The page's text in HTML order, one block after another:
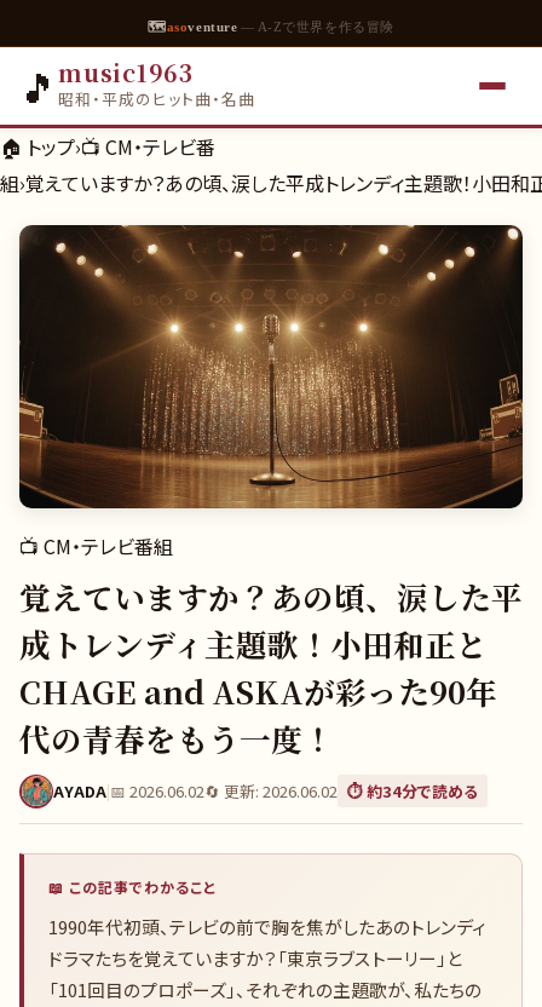
🗺asoventure — A-Zで世界を作る冒険
🎵 music1963
昭和・平成のヒット曲・名曲
🏠 トップ›📺 CM・テレビ番
組›覚えていますか？あの頃、涙した平成トレンディ主題歌！小田
📺 CM・テレビ番組
覚えていますか？あの頃、涙した平
成トレンディ主題歌！小田和正と
CHAGE and ASKAが彩った90年
代の青春をもう一度！
AYADA|📅 2026.06.02🔄 更新: 2026.06.02 ⏱️ 約34分で読める
📖 この記事でわかること
1990年代初頭、テレビの前で胸を焦がしたあのトレンディ
ドラマたちを覚えていますか？「東京ラブストーリー」と
「101回目のプロポーズ」、それぞれの主題歌が、私たちの